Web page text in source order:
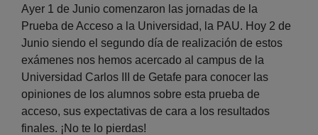
Ayer 1 de Junio comenzaron las jornadas de la
Prueba de Acceso a la Universidad, la PAU. Hoy 2 de
Junio siendo el segundo día de realización de estos
exámenes nos hemos acercado al campus de la
Universidad Carlos III de Getafe para conocer las
opiniones de los alumnos sobre esta prueba de
acceso, sus expectativas de cara a los resultados
finales. ¡No te lo pierdas!